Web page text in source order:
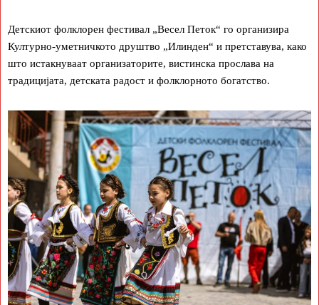
Детскиот фолклорен фестивал „Весел Петок“ го организира
Културно-уметничкото друштво „Илинден“ и претставува, како
што истакнуваат организаторите, вистинска прослава на
традицијата, детската радост и фолклорното богатство.